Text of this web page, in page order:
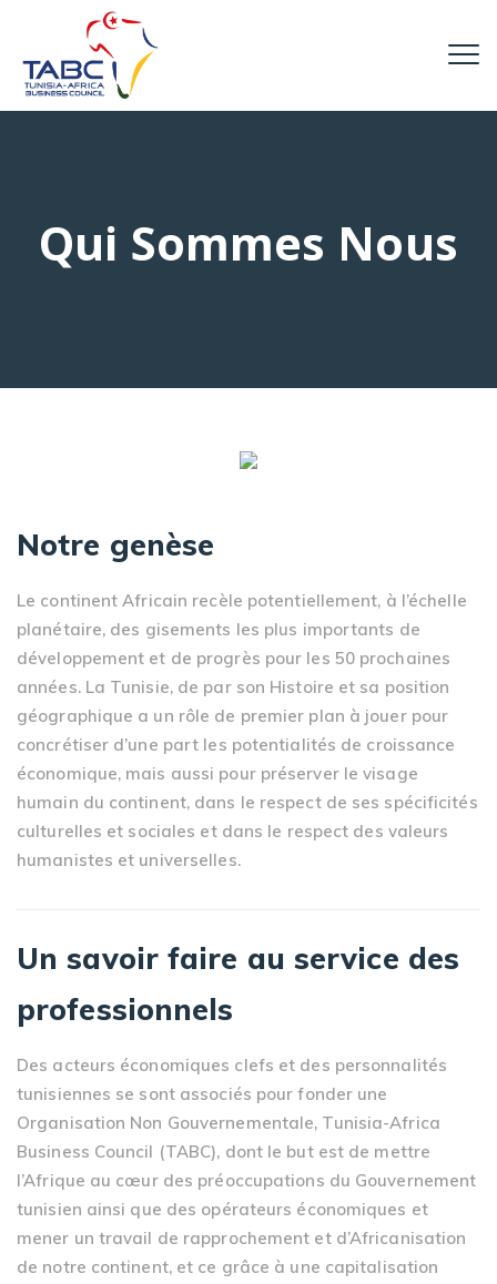
Qui Sommes Nous
Notre genèse
Le continent Africain recèle potentiellement, à l’échelle
planétaire, des gisements les plus importants de
développement et de progrès pour les 50 prochaines
années. La Tunisie, de par son Histoire et sa position
géographique a un rôle de premier plan à jouer pour
concrétiser d’une part les potentialités de croissance
économique, mais aussi pour préserver le visage
humain du continent, dans le respect de ses spécificités
culturelles et sociales et dans le respect des valeurs
humanistes et universelles.
Un savoir faire au service des
professionnels
Des acteurs économiques clefs et des personnalités
tunisiennes se sont associés pour fonder une
Organisation Non Gouvernementale, Tunisia-Africa
Business Council (TABC), dont le but est de mettre
l’Afrique au cœur des préoccupations du Gouvernement
tunisien ainsi que des opérateurs économiques et
mener un travail de rapprochement et d’Africanisation
de notre continent, et ce grâce à une capitalisation